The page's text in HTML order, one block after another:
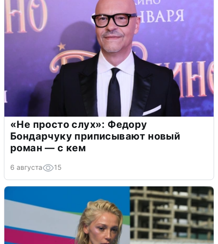
«Не просто слух»: Федору
Бондарчуку приписывают новый
роман — с кем
6 августа 15